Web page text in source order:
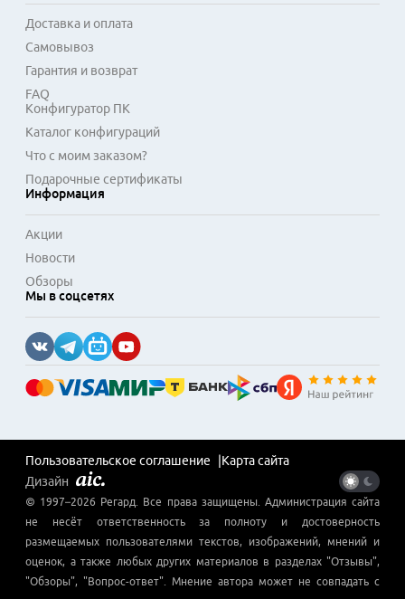
самого телевизора.
Доставка и оплата
Самовывоз
Гарантия и возврат
FAQ
Конфигуратор ПК
Каталог конфигураций
Что с моим заказом?
Подарочные сертификаты
Информация
Акции
Новости
Обзоры
Мы в соцсетях
Пользовательское соглашение
Карта сайта
Дизайн
© 1997–2026 Регард . Все права защищены. Администрация сайта
не несёт ответственность за полноту и достоверность
размещаемых пользователями текстов, изображений, мнений и
оценок, а также любых других материалов в разделах "Отзывы",
"Обзоры", "Вопрос-ответ". Мнение автора может не совпадать с